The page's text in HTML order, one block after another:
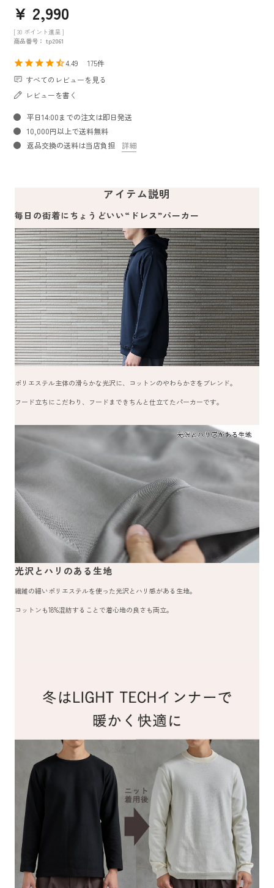
¥ 2,990
[ 30 ポイント進呈 ]
商品番号
tp2061
4.49
175
すべてのレビューを見る
レビューを書く
平日14:00までの注文は即日発送
10,000円以上で送料無料
返品交換の送料は当店負担
詳細
アイテム説明
毎日の街着にちょうどいい“ドレス”パーカー
ポリエステル主体の滑らかな光沢に、コットンのやわらかさをブレンド。
フード立ちにこだわり、フードまできちんと仕立てたパーカーです。
光沢とハリのある生地
繊維の細いポリエステルを使った光沢とハリ感がある生地。
コットンも18%混紡することで着心地の良さも両立。